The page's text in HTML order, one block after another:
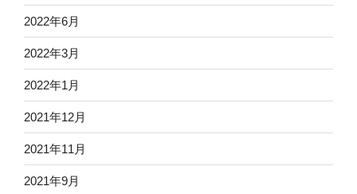
2022年6月
2022年3月
2022年1月
2021年12月
2021年11月
2021年9月